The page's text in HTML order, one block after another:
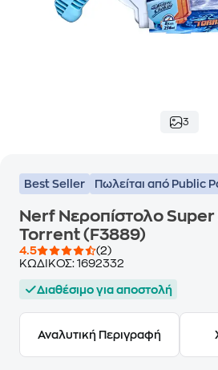
3
Best Seller Πωλείται από Public
Nerf Νεροπίστολο
Torrent (F3889)
4.5
(2)
ΚΩΔΙΚΟΣ: 1692332
Διαθέσιμο για αποστολή
Αναλυτική Περιγραφή